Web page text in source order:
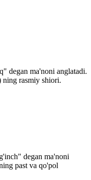
degan ma'noni anglatadi.
rasmiy shiori.
degan ma'noni
past va qo'pol